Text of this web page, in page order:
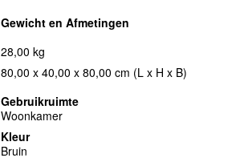
Gewicht en Afmetingen
28,00 kg
80,00 x 40,00 x 80,00 cm (L x H x B)
Gebruikruimte
Woonkamer
Kleur
Bruin